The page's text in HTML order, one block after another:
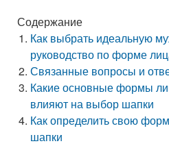
Содержание
Как выбрать идеальную
руководство по форме
Связанные вопросы и
Какие основные формы
влияют на выбор шапки
Как определить свою
шапки